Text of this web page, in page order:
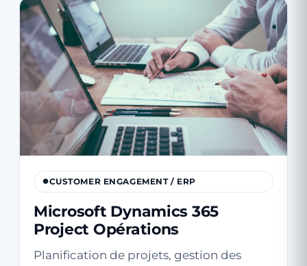
CUSTOMER ENGAGEMENT / ERP
Microsoft Dynamics 365
Project Opérations
Planification de projets, gestion des